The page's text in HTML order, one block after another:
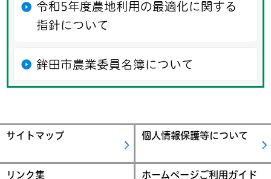
令和5年度農地利用の最適化に関する
指針について
鉾田市農業委員名簿について
サイトマップ 個人情報保護等について
リンク集 ホームページご利用ガイド